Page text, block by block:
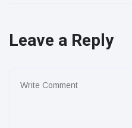
Leave a Reply